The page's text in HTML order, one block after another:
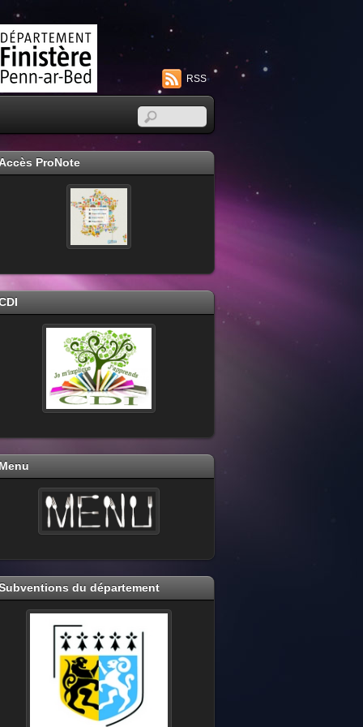
RSS
Accès ProNote
Menu
du département